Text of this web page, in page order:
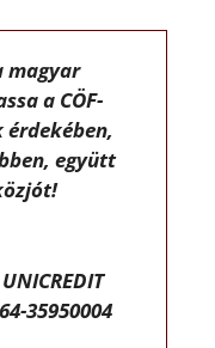
magyar
a CÖF-
érdekében,
együtt
35950004